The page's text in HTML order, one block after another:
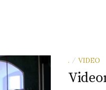
. / VIDEO